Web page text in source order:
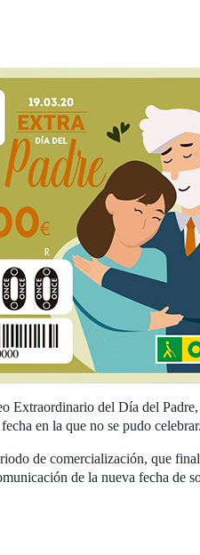
del Día del
en la que no se pudo celebrar.
de comercialización, que
de la nueva fecha de